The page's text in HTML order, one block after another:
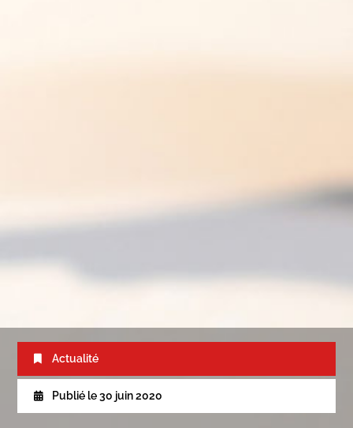
Actualité
Publié le 30 juin 2020